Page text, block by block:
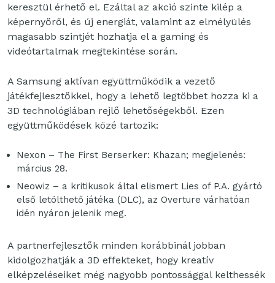
keresztül érhető el. Ezáltal az akció szinte kilép a
képernyőről, és új energiát, valamint az elmélyülés
magasabb szintjét hozhatja el a gaming és
videótartalmak megtekintése során.
A Samsung aktívan együttműködik a vezető
játékfejlesztőkkel, hogy a lehető legtöbbet hozza ki a
3D technológiában rejlő lehetőségekből. Ezen
együttműködések közé tartozik:
Nexon – The First Berserker: Khazan; megjelenés:
március 28.
Neowiz – a kritikusok által elismert Lies of P.A. gyártó
első letölthető játéka (DLC), az Overture várhatóan
idén nyáron jelenik meg.
A partnerfejlesztők minden korábbinál jobban
kidolgozhatják a 3D effekteket, hogy kreatív
elképzeléseiket még nagyobb pontossággal kelthessék